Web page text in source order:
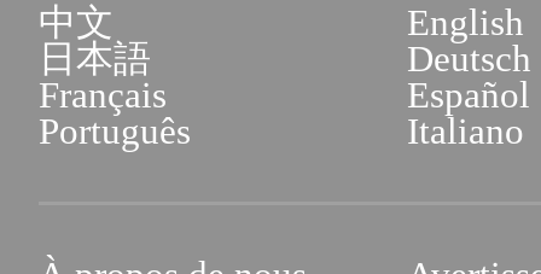
中文
English
日本語
Deutsch
Français
Español
Português
Italiano